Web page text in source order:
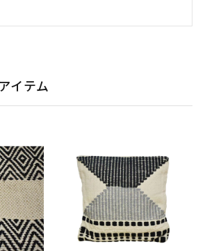
イテム